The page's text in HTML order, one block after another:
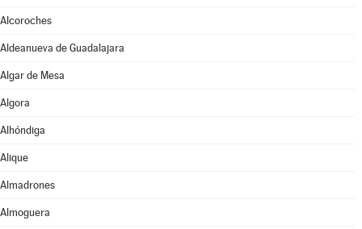
Alcoroches
Aldeanueva de Guadalajara
Algar de Mesa
Algora
Alhóndiga
Alique
Almadrones
Almoguera